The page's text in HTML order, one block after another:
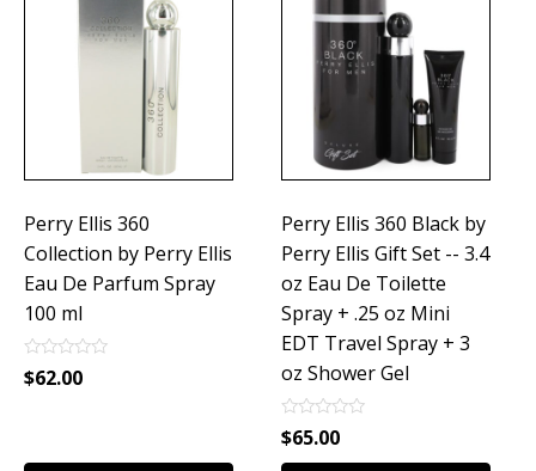
Perry Ellis 360
Collection by Perry Ellis
Eau De Parfum Spray
100 ml
Rated
0
$62.00
Perry Ellis 360 Black by
Perry Ellis Gift Set -- 3.4
oz Eau De Toilette
Spray + .25 oz Mini
EDT Travel Spray + 3
oz Shower Gel
Rated
0
out
$65.00